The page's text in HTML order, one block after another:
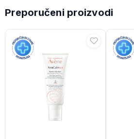
Preporučeni proizvodi